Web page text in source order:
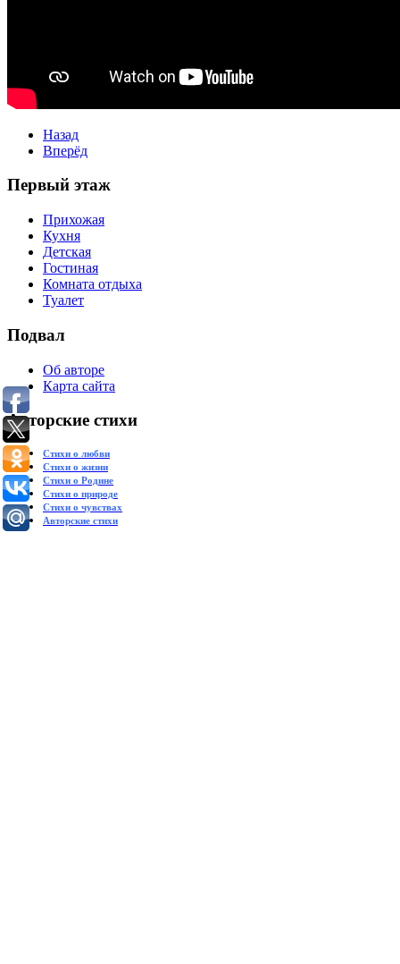
Назад
Вперёд
Первый этаж
Прихожая
Кухня
Детская
Гостиная
Комната отдыха
Туалет
Подвал
Об авторе
Карта сайта
Авторские стихи
Стихи о любви
Стихи о жизни
Стихи о Родине
Стихи о природе
Стихи о чувствах
Авторские стихи